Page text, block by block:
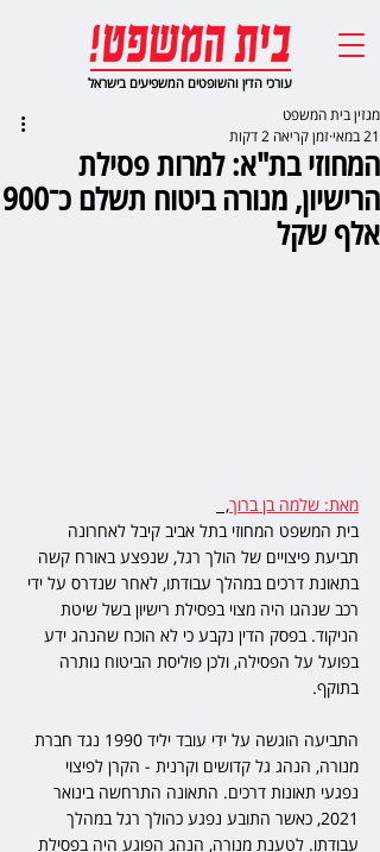
עורכי הדין והשופטים המשפיעים בישראל
המחוזי בת"א: למרות פסילת
הרישיון, מנורה ביטוח תשלם כ־900
אלף שקל
מגזין בית המשפט
21 במאי
זמן קריאה 2 דקות
מאת: שלמה בן ברוך,
בית המשפט המחוזי בתל אביב קיבל לאחרונה
תביעת פיצויים של הולך רגל, שנפצע באורח קשה
בתאונת דרכים במהלך עבודתו, לאחר שנדרס על ידי
רכב שנהגו היה מצוי בפסילת רישיון בשל שיטת
הניקוד. בפסק הדין נקבע כי לא הוכח שהנהג ידע
בפועל על הפסילה, ולכן פוליסת הביטוח נותרה
בתוקף.
התביעה הוגשה על ידי עובד יליד 1990 נגד חברת
מנורה, הנהג גל קדושים וקרנית - הקרן לפיצוי
נפגעי תאונות דרכים. התאונה התרחשה בינואר
2021, כאשר התובע נפגע כהולך רגל במהלך
עבודתו. לטענת מנורה, הנהג הפוגע היה בפסילת